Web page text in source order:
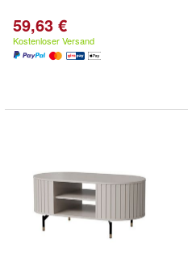
59,63 €
Kostenloser Versand